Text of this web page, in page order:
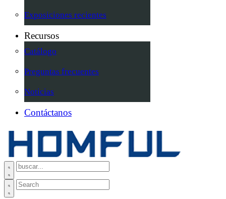
Exposiciones recientes
Recursos
Catálogo
Preguntas frecuentes
Noticias
Contáctanos